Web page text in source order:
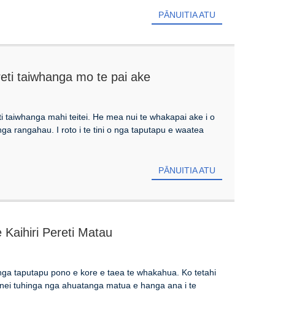
PĀNUITIA ATU
taiwhanga mo te pai ake
mahi teitei. He mea nui te whakapai ake i o
rangahau. I roto i te tini o nga taputapu e waatea
PĀNUITIA ATU
Kaihiri Pereti Matau
taputapu pono e kore e taea te whakahua. Ko tetahi
tuhinga nga ahuatanga matua e hanga ana i te